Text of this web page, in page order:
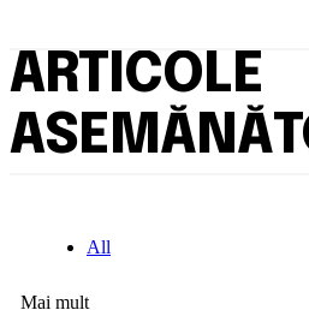
ARTICOLE
All
Mai mult